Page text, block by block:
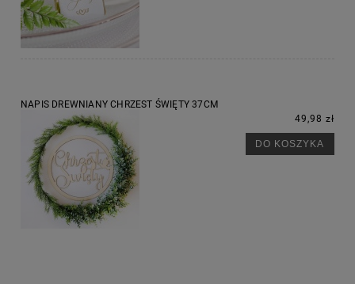
NAPIS DREWNIANY CHRZEST ŚWIĘTY 37CM
49,98 zł
DO KOSZYKA